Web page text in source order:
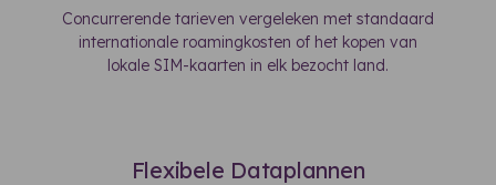
Concurrerende tarieven vergeleken met standaard
internationale roamingkosten of het kopen van
lokale SIM-kaarten in elk bezocht land.
Flexibele Dataplannen